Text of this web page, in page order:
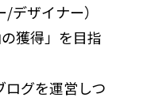
デザイナー）
獲得」を目指
グを運営しつ